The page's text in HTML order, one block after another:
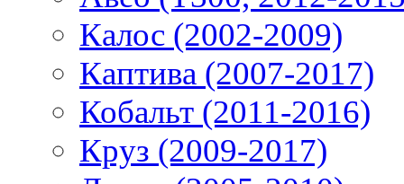
Калос (2002-2009)
Каптива (2007-2017)
Кобальт (2011-2016)
Круз (2009-2017)